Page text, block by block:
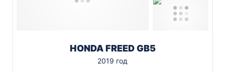
HONDA FREED GB5
2019 год